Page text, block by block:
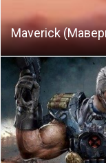
Maverick